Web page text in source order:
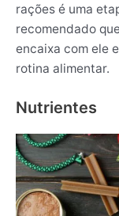
rações é uma
recomendado
encaixa com ele
rotina alimentar.
Nutrientes